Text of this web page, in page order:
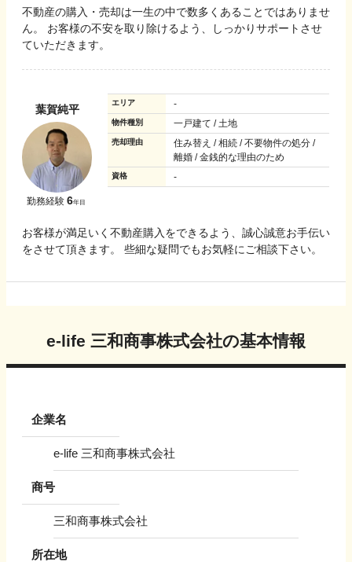
不動産の購入・売却は一生の中で数多くあることではありませ
ん。 お客様の不安を取り除けるよう、しっかりサポートさせ
ていただきます。
葉賀純平
勤務経験 6年目
エリア -
物件種別 一戸建て / 土地
売却理由
住み替え / 相続 / 不要物件の処分 /
離婚 / 金銭的な理由のため
資格 -
お客様が満足いく不動産購入をできるよう、誠心誠意お手伝い
をさせて頂きます。 些細な疑問でもお気軽にご相談下さい。
e-life 三和商事株式会社の基本情報
企業名
e-life 三和商事株式会社
商号
三和商事株式会社
所在地